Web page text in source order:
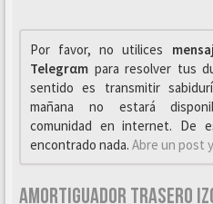
Por favor, no utilices
Telegrαm para resolver tus
sentido es transmitir
mañana no estará
comunidad en internet. De
encontrado nada. Abre un post
AMORTIGUADOR TRASERO